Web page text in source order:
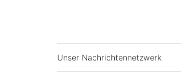
Unser Nachrichtennetzwerk